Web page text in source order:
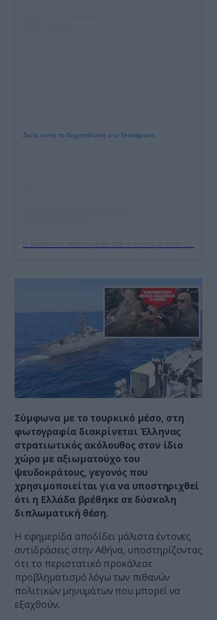
Δείτε αυτή τη δημοσίευση στο Instagram.
Σύμφωνα με το τουρκικό μέσο, στη
φωτογραφία διακρίνεται Έλληνας
στρατιωτικός ακόλουθος στον ίδιο
χώρο με αξιωματούχο του
ψευδοκράτους, γεγονός που
χρησιμοποιείται για να υποστηριχθεί
ότι η Ελλάδα βρέθηκε σε δύσκολη
διπλωματική θέση.
Η εφημερίδα αποδίδει μάλιστα έντονες
αντιδράσεις στην Αθήνα, υποστηρίζοντας
ότι το περιστατικό προκάλεσε
προβληματισμό λόγω των πιθανών
πολιτικών μηνυμάτων που μπορεί να
εξαχθούν.